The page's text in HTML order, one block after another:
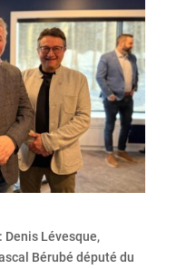
Denis Lévesque,
Bérubé député du